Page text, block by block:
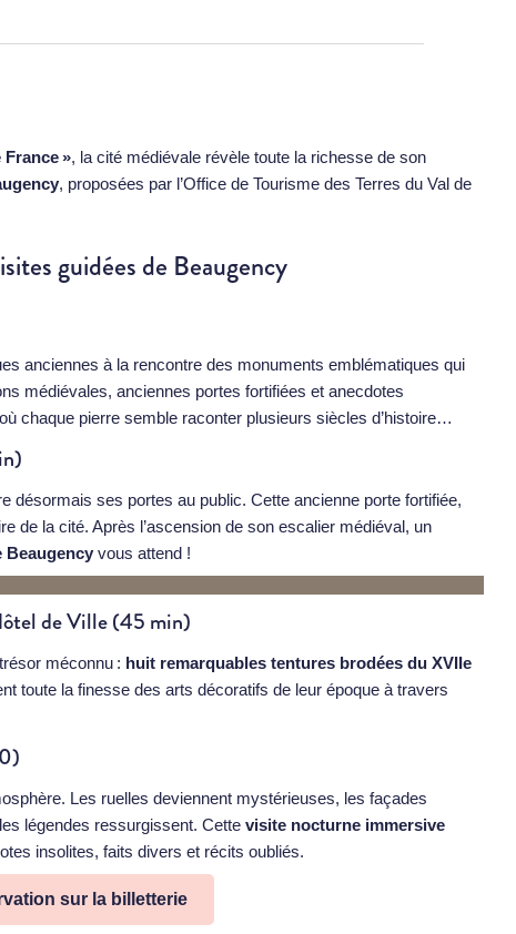
», la cité médiévale révèle toute la richesse de son
, proposées par l’Office de Tourisme des Terres du Val de
guidées de Beaugency
anciennes à la rencontre des monuments emblématiques qui
médiévales, anciennes portes fortifiées et anecdotes
chaque pierre semble raconter plusieurs siècles d’histoire…
désormais ses portes au public. Cette ancienne porte fortifiée,
de la cité. Après l’ascension de son escalier médiéval, un
vous attend !
de Ville (45 min)
méconnu : huit remarquables tentures brodées du XVIIe
toute la finesse des arts décoratifs de leur époque à travers
Les ruelles deviennent mystérieuses, les façades
légendes ressurgissent. Cette visite nocturne immersive
insolites, faits divers et récits oubliés.
sur la billetterie